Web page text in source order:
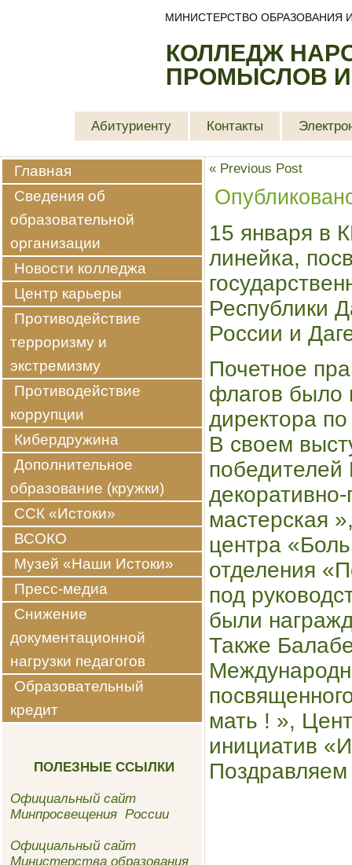
КОЛЛЕДЖ
ПРОМЫСЛОВ
МИНИСТЕРСТВО ОБРАЗОВАНИЯ
Абитуриенту Контакты
Главная
Сведения об
образовательной
организации
Новости колледжа
Центр карьеры
Противодействие
терроризму и
экстремизму
Противодействие
коррупции
Кибердружина
Дополнительное
образование (кружки)
ССК «Истоки»
ВСОКО
Музей «Наши Истоки»
Пресс-медиа
Снижение
документационной
нагрузки педагогов
Образовательный
кредит
ПОЛЕЗНЫЕ ССЫЛКИ
Официальный сайт
Минпросвещения России
Официальный сайт
Министерства образования
« Previous Post
15 января в
линейка,
Республики
России и
Почетное
флагов было
директора
В своем
победителей
мастерская
центра
отделения
под
были
Также
мать ! »,
инициатив